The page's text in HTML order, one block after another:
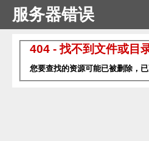
服务器错误
404 - 找不到文件或目录
您要查找的资源可能已被删除，